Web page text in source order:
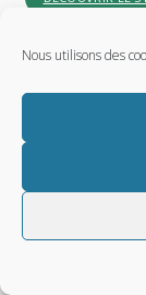
Nous utilisons des